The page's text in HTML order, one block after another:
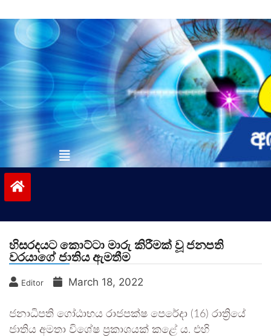
to
contentvinivida.lk
හිසරදයට කොට්ටා මාරු කිරීමක් වූ ජනපති
වරයාගේ ජාතිය ඇමතීම
Editor March 18, 2022
ජනාධිපති ගෝඨාභය රාජපක්ෂ පෙරේදා (16) රාත්‍රියේ
ජාතිය අමතා විශේෂ ප්‍රකාශයක් කළේ ය. එහි